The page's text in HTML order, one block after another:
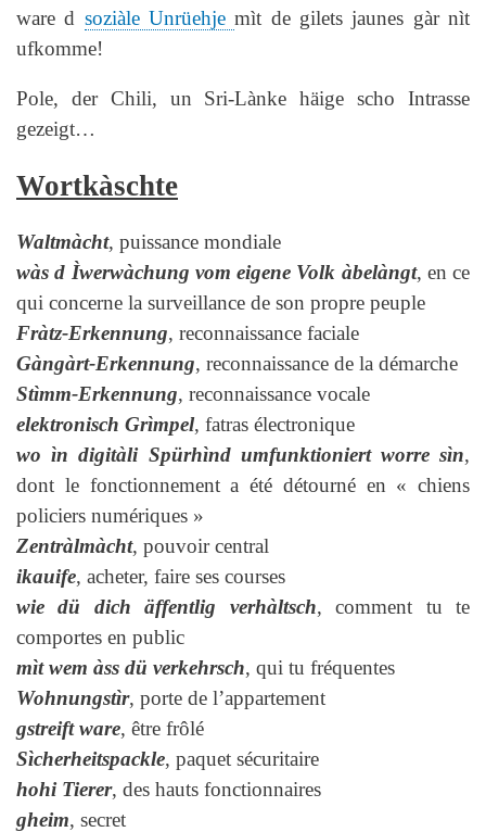
ware d soziàle Unrüehjemìt de gilets jaunes gàr nìt
ufkomme!
Pole, der Chili, un Sri-Lànke häige scho Intrasse
gezeigt…
Wortkàschte
Waltmàcht, puissance mondiale
wàs d Ìwerwàchung vom eigene Volk àbelàngt, en ce
qui concerne la surveillance de son propre peuple
Fràtz-Erkennung, reconnaissance faciale
Gàngàrt-Erkennung, reconnaissance de la démarche
Stìmm-Erkennung, reconnaissance vocale
elektronisch Grìmpel, fatras électronique
wo ìn digitàli Spürhìnd umfunktioniert worre sìn,
dont le fonctionnement a été détourné en « chiens
policiers numériques »
Zentràlmàcht, pouvoir central
ikauife, acheter, faire ses courses
wie dü dich äffentlig verhàltsch, comment tu te
comportes en public
mìt wem àss dü verkehrsch, qui tu fréquentes
Wohnungstìr, porte de l’appartement
gstreift ware, être frôlé
Sìcherheitspackle, paquet sécuritaire
hohi Tierer, des hauts fonctionnaires
gheim, secret